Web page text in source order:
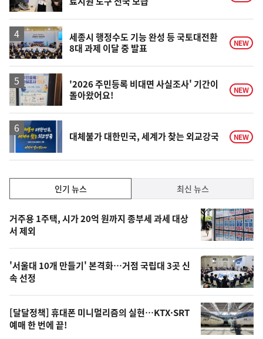
세종시 행정수도 기능 완성 등 국토대전환
8대 과제 이달 중 발표
NEW
'2026 주민등록 비대면 사실조사' 기간이
돌아왔어요!
NEW
대체불가 대한민국, 세계가 찾는 외교강국 NEW
기,
최
신,
오
늘
의
영
상
인기 뉴스 최신 뉴스
기
뉴
스
거주용 1주택, 시가 20억 원까지 종부세 과세 대상
서 제외
'서울대 10개 만들기' 본격화…거점 국립대 3곳 신
속 선정
[달달정책] 휴대폰 미니멀리즘의 실현…KTX·SRT
예매 한 번에 끝!